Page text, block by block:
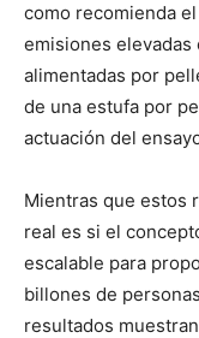
como recomienda
emisiones elevadas
alimentadas por
de una estufa por
actuación del
Mientras que estos
real es si el
escalable para
billones de
resultados